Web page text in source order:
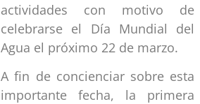
actividades con motivo de
celebrarse el Día Mundial del
Agua el próximo 22 de marzo.
A fin de concienciar sobre esta
importante fecha, la primera